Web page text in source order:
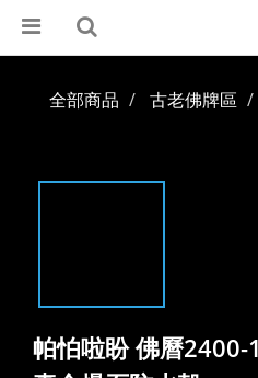
全部商品 古老佛牌區
帕怕啦盼 佛曆